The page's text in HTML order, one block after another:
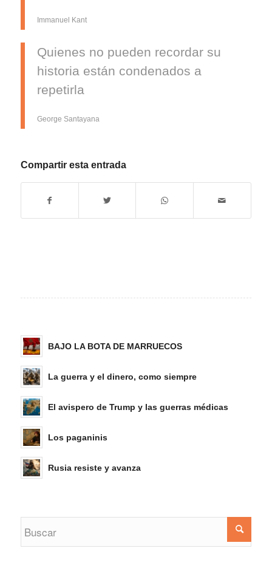
Immanuel Kant
Quienes no pueden recordar su
historia están condenados a
repetirla
George Santayana
Compartir esta entrada
BAJO LA BOTA DE MARRUECOS
La guerra y el dinero, como siempre
El avispero de Trump y las guerras médicas
Los paganinis
Rusia resiste y avanza